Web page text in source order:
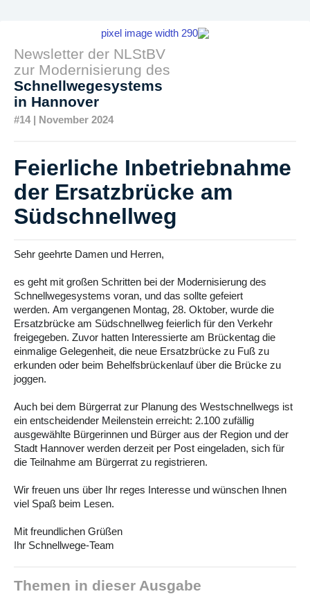
Newsletter der NLStBV
zur Modernisierung des
Schnellwegesystems
in Hannover
#14 | November 2024
Feierliche Inbetriebnahme
der Ersatzbrücke am
Südschnellweg
Sehr geehrte Damen und Herren,
es geht mit großen Schritten bei der Modernisierung des
Schnellwegesystems voran, und das sollte gefeiert
werden. Am vergangenen Montag, 28. Oktober, wurde die
Ersatzbrücke am Südschnellweg feierlich für den Verkehr
freigegeben. Zuvor hatten Interessierte am Brückentag die
einmalige Gelegenheit, die neue Ersatzbrücke zu Fuß zu
erkunden oder beim Behelfsbrückenlauf über die Brücke zu
joggen.
Auch bei dem Bürgerrat zur Planung des Westschnellwegs ist
ein entscheidender Meilenstein erreicht: 2.100 zufällig
ausgewählte Bürgerinnen und Bürger aus der Region und der
Stadt Hannover werden derzeit per Post eingeladen, sich für
die Teilnahme am Bürgerrat zu registrieren.
Wir freuen uns über Ihr reges Interesse und wünschen Ihnen
viel Spaß beim Lesen.
Mit freundlichen Grüßen
Ihr Schnellwege-Team
Themen in dieser Ausgabe